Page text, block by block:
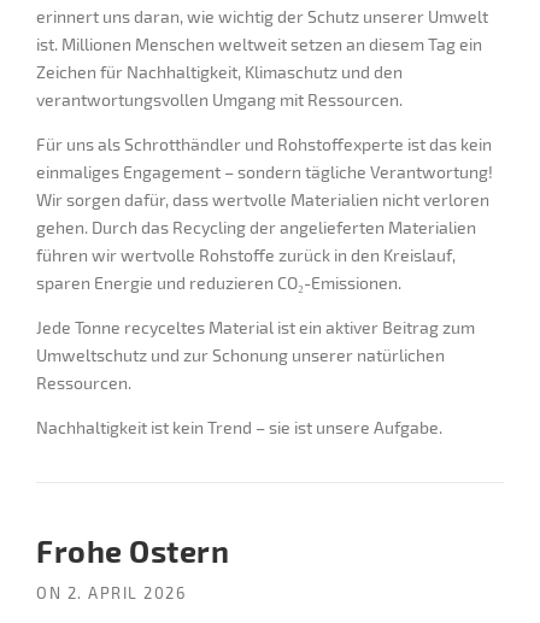
erinnert uns daran, wie wichtig der Schutz unserer Umwelt
ist. Millionen Menschen weltweit setzen an diesem Tag ein
Zeichen für Nachhaltigkeit, Klimaschutz und den
verantwortungsvollen Umgang mit Ressourcen.
Für uns als Schrotthändler und Rohstoffexperte ist das kein
einmaliges Engagement – sondern tägliche Verantwortung!
Wir sorgen dafür, dass wertvolle Materialien nicht verloren
gehen. Durch das Recycling der angelieferten Materialien
führen wir wertvolle Rohstoffe zurück in den Kreislauf,
sparen Energie und reduzieren CO₂-Emissionen.
Jede Tonne recyceltes Material ist ein aktiver Beitrag zum
Umweltschutz und zur Schonung unserer natürlichen
Ressourcen.
Nachhaltigkeit ist kein Trend – sie ist unsere Aufgabe.
Frohe Ostern
ON 2. APRIL 2026